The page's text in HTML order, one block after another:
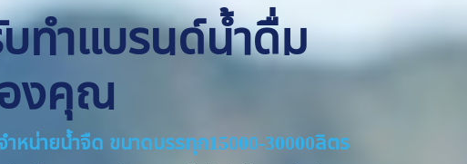
ทำแบรนด์น้ำดื่ม
งคุณ
หน่ายน้ำจืด ขนาดบรรทุก15000-30000ลิตร